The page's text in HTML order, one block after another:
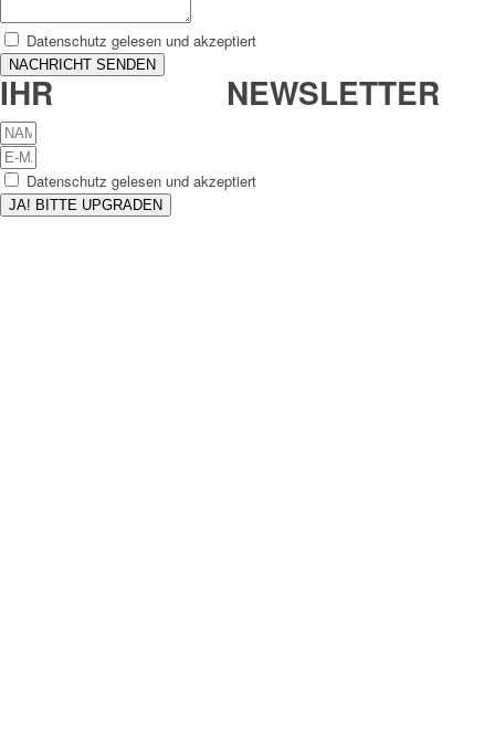
Datenschutz gelesen und akzeptiert
NACHRICHT SENDEN
IHR NEWSLETTER
Datenschutz gelesen und akzeptiert
JA! BITTE UPGRADEN